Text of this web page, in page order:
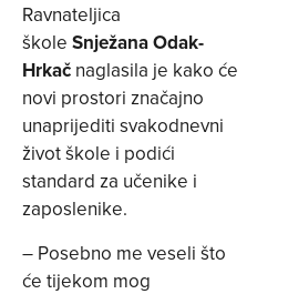
Ravnateljica
škole Snježana Odak-
Hrkač naglasila je kako će
novi prostori značajno
unaprijediti svakodnevni
život škole i podići
standard za učenike i
zaposlenike.
– Posebno me veseli što
će tijekom mog